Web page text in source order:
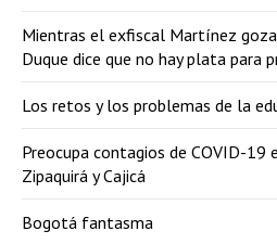
Mientras el exfiscal Martínez
Duque dice que no hay plata para
Los retos y los problemas de la
Preocupa contagios de COVID-19
Zipaquirá y Cajicá
Bogotá fantasma